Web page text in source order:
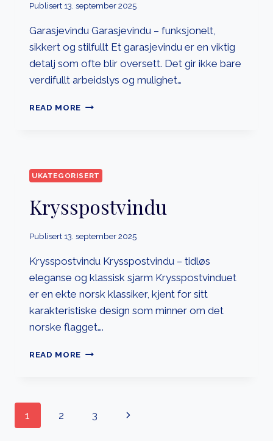
Publisert13. september 2025
Garasjevindu Garasjevindu – funksjonelt,
sikkert og stilfullt Et garasjevindu er en viktig
detalj som ofte blir oversett. Det gir ikke bare
verdifullt arbeidslys og mulighet…
READ MORE GARASJEVINDU
UKATEGORISERT
Krysspostvindu
Publisert13. september 2025
Krysspostvindu Krysspostvindu – tidløs
eleganse og klassisk sjarm Krysspostvinduet
er en ekte norsk klassiker, kjent for sitt
karakteristiske design som minner om det
norske flagget….
READ MORE KRYSSPOSTVINDU
Page
1 2 3
Next